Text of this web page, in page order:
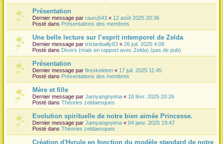
Présentation
Dernier message par rauru543 « 12 août 2025 20:36
Posté dans Présentations des membres
Une belle lecture sur l’esprit intemporel de Zelda
Dernier message par tristanbailly83 « 26 juil. 2025 4:08
Posté dans Divers (mais en rapport avec Zelda) (pas de pub)
Présentation
Dernier message par fireskeleton « 17 juil. 2025 11:45
Posté dans Présentations des membres
Mère et fille
Dernier message par Jamyangnyima « 18 févr. 2025 20:26
Posté dans Théories zeldaesques
Evolution spirituelle de notre bien aimée Princesse.
Dernier message par Jamyangnyima « 04 janv. 2025 19:47
Posté dans Théories zeldaesques
Création d'Hyrule en fonction du modèle standard de notre